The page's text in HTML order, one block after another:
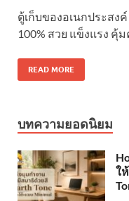
ตู้เก็บของอเนกประสง
100% สวย แข็งแรง คุ้
READ MORE
บทความยอดนิยม
ใ